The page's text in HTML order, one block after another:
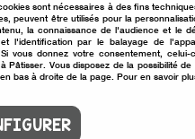
sont nécessaires à des fins
peuvent être utilisés pour la
la connaissance de l'audience et le
l'identification par le balayage de
vous donnez votre consentement,
Pâtisser. Vous disposez de la possibilité
bas à droite de la page. Pour en savoir